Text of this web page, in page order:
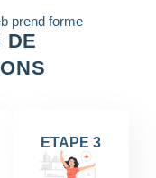
prend forme
DE
ETAPE 3